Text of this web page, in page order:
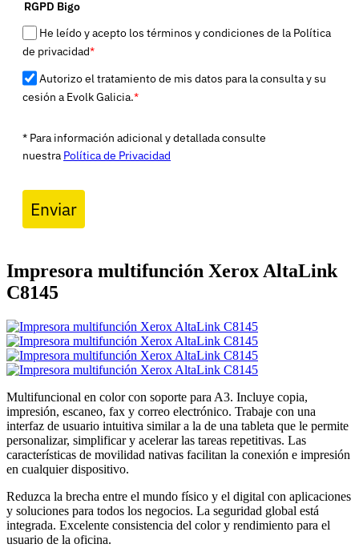
RGPD Bigo
He leído y acepto los términos y condiciones de la Política
de privacidad*
Autorizo el tratamiento de mis datos para la consulta y su
cesión a Evolk Galicia.*
* Para información adicional y detallada consulte
nuestra Política de Privacidad
Enviar
Impresora multifunción Xerox AltaLink
C8145
Multifuncional en color con soporte para A3. Incluye copia,
impresión, escaneo, fax y correo electrónico. Trabaje con una
interfaz de usuario intuitiva similar a la de una tableta que le permite
personalizar, simplificar y acelerar las tareas repetitivas. Las
características de movilidad nativas facilitan la conexión e impresión
en cualquier dispositivo.
Reduzca la brecha entre el mundo físico y el digital con aplicaciones
y soluciones para todos los negocios. La seguridad global está
integrada. Excelente consistencia del color y rendimiento para el
usuario de la oficina.